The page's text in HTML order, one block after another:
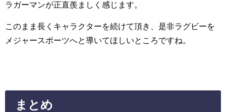
ラガーマンが正直羨ましく感じます。
このまま長くキャラクターを続けて頂き、是非ラグビーを
メジャースポーツへと導いてほしいところですね。
まとめ